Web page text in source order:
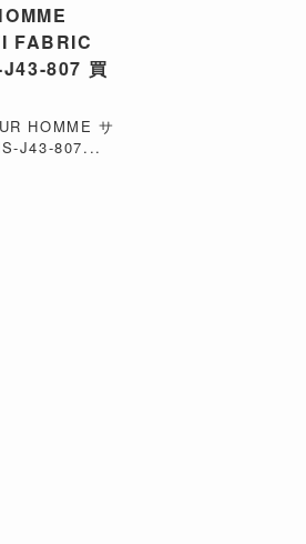
FABRIC
807 買
HOMME サ
J43-807...